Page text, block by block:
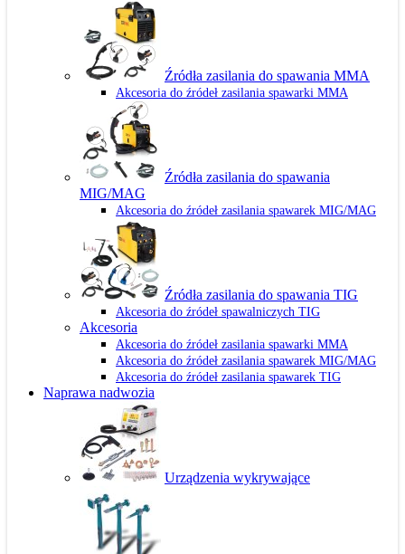
Źródła zasilania do spawania MMA
Akcesoria do źródeł zasilania spawarki MMA
Źródła zasilania do spawania
MIG/MAG
Akcesoria do źródeł zasilania spawarek MIG/MAG
Źródła zasilania do spawania TIG
Akcesoria do źródeł spawalniczych TIG
Akcesoria
Akcesoria do źródeł zasilania spawarki MMA
Akcesoria do źródeł zasilania spawarek MIG/MAG
Akcesoria do źródeł zasilania spawarek TIG
Naprawa nadwozia
Urządzenia wykrywające